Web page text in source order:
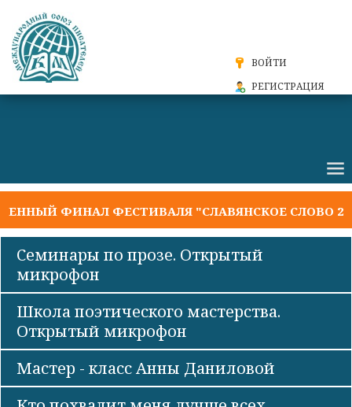
ВОЙТИ
РЕГИСТРАЦИЯ
ФИНАЛ ФЕСТИВАЛЯ "СЛАВЯНСКОЕ СЛОВО
Семинары по прозе. Открытый
микрофон
Школа поэтического мастерства.
Открытый микрофон
Мастер - класс Анны Даниловой